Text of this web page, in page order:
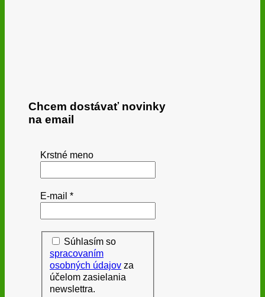
Chcem dostávať novinky
na email
Krstné meno
E-mail *
Súhlasím so
spracovaním
osobných údajov za
účelom zasielania
newslettra.